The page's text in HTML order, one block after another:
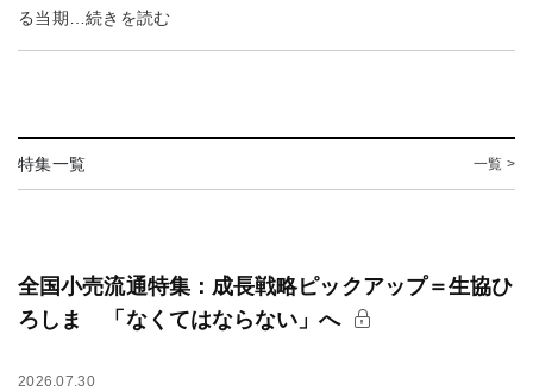
る当期…続きを読む
特集一覧 一覧 >
全国小売流通特集：成長戦略ピックアップ＝生協ひ
ろしま 「なくてはならない」へ
2026.07.30